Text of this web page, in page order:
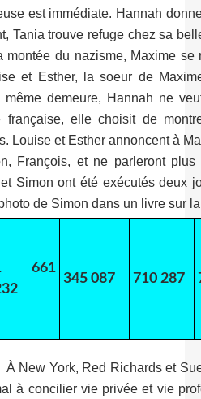
est immédiate. Hannah
Tania trouve refuge chez sa
du nazisme, Maxime
et Esther, la soeur de
même demeure, Hannah ne
elle choisit de
Louise et Esther annoncent à
François, et ne parleront
Simon ont été exécutés deux
de Simon dans un livre sur
661
345 087 710 287
À New York, Red Richards et
à concilier vie privée et vie